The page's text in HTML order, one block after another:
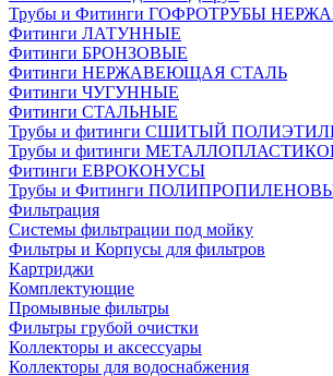
Трубы и Фитинги ГОФРОТРУБЫ
Фитинги ЛАТУННЫЕ
Фитинги БРОНЗОВЫЕ
Фитинги НЕРЖАВЕЮЩАЯ СТАЛЬ
Фитинги ЧУГУННЫЕ
Фитинги СТАЛЬНЫЕ
Трубы и фитинги СШИТЫЙ
Трубы и фитинги
Фитинги ЕВРОКОНУСЫ
Трубы и Фитинги
Фильтрация
Системы фильтрации под мойку
Фильтры и Корпусы для фильтров
Картриджи
Комплектующие
Промывные фильтры
Фильтры грубой очистки
Коллекторы и аксессуары
Коллекторы для водоснабжения